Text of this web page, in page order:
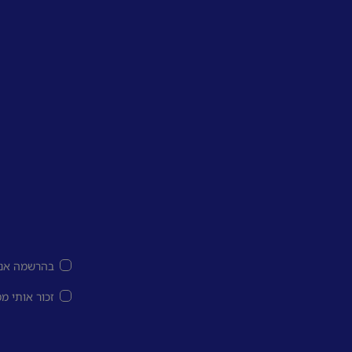
בהרשמה
זכור אותי